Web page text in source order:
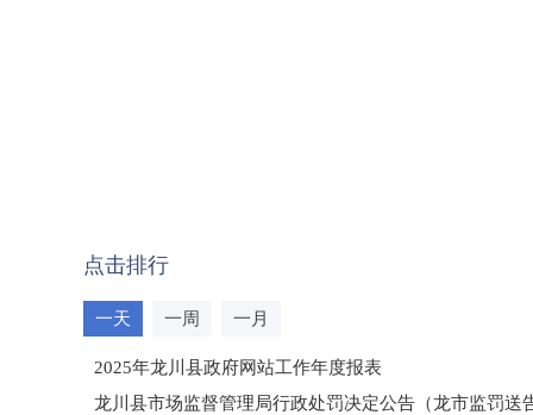
点击排行
一天 一周 一月
2025年龙川县政府网站工作年度报表
龙川县市场监督管理局行政处罚决定公告（龙市监罚送